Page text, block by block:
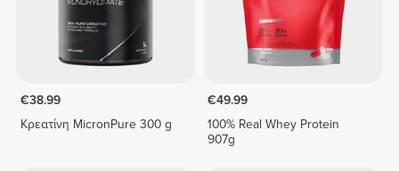
€38.99
Κρεατίνη MicronPure 300 g
€49.99
100% Real Whey Protein
907g